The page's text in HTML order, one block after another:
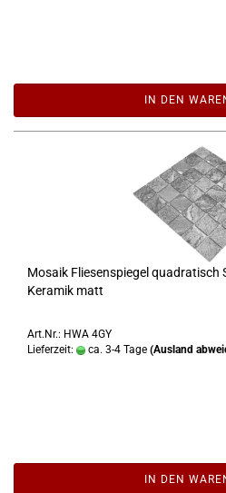
IN DEN
Mosaik Fliesenspiegel
Keramik matt
Art.Nr.: HWA 4GY
Lieferzeit:
ca. 3-4 Tage (Ausland
IN DEN